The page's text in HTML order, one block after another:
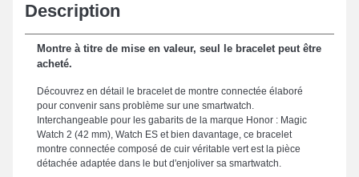
Description
Montre à titre de mise en valeur, seul le bracelet peut être
acheté.
Découvrez en détail le bracelet de montre connectée élaboré
pour convenir sans problème sur une smartwatch.
Interchangeable pour les gabarits de la marque Honor : Magic
Watch 2 (42 mm), Watch ES et bien davantage, ce bracelet
montre connectée composé de cuir véritable vert est la pièce
détachée adaptée dans le but d'enjoliver sa smartwatch.